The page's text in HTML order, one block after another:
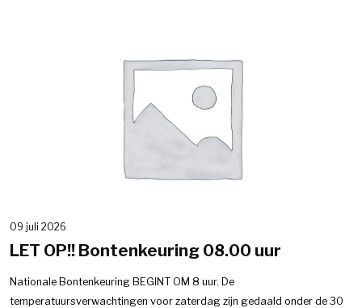
09 juli 2026
LET OP!! Bontenkeuring 08.00 uur
Nationale Bontenkeuring BEGINT OM 8 uur. De
temperatuursverwachtingen voor zaterdag zijn gedaald onder de 30